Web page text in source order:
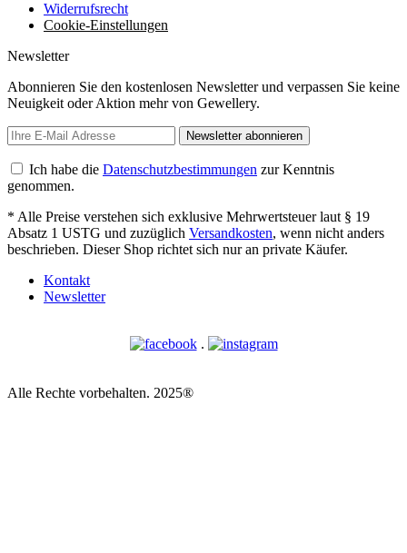
Widerrufsrecht
Cookie-Einstellungen
Newsletter
Abonnieren Sie den kostenlosen Newsletter und verpassen Sie keine
Neuigkeit oder Aktion mehr von Gewellery.
Newsletter abonnieren
Ich habe die Datenschutzbestimmungen zur Kenntnis
genommen.
* Alle Preise verstehen sich exklusive Mehrwertsteuer laut § 19
Absatz 1 USTG und zuzüglich Versandkosten, wenn nicht anders
beschrieben. Dieser Shop richtet sich nur an private Käufer.
Kontakt
Newsletter
.
Alle Rechte vorbehalten. 2025®